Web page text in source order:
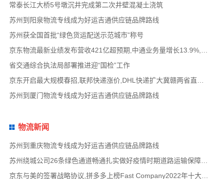
常泰长江大桥5号墩沉井完成第二次井壁混凝土浇筑
苏州到阳泉物流专线成为好运吉通供应链品牌路线
苏州获全国首批“绿色货运配送示范城市”称号
省交通综合执法局部署推进迎“国检”工作
苏州到厦门物流专线成为好运吉通供应链品牌路线
物流新闻
苏州到重庆物流专线成为好运吉通供应链品牌路线
苏州绕城公司26条绿色通道畅通扎实做好疫情时期道路运输保障工作
京东与美的签署战略协议,拼多多上榜Fast Company2022年十大创新物流供应链公司名单,路歌战略版